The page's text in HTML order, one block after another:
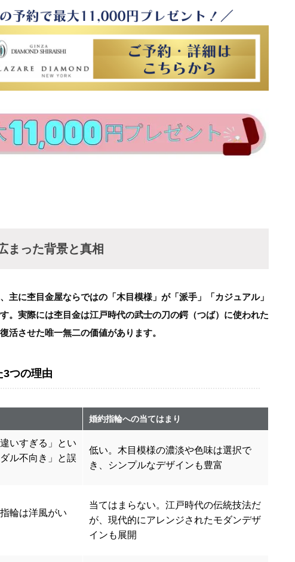
まった背景と真相
主に杢目金屋ならではの「木目模様」が「派手」「カジュアル」
。実際には杢目金は江戸時代の武士の刀の鍔（つば）に使われた
活させた唯一無二の価値があります。
3つの理由
婚約指輪への当てはまり
いすぎる」とい
ル不向き」と誤
低い。木目模様の濃淡や色味は選択で
き、シンプルなデザインも豊富
輪は洋風がい
当てはまらない。江戸時代の伝統技法だ
が、現代的にアレンジされたモダンデザ
インも展開